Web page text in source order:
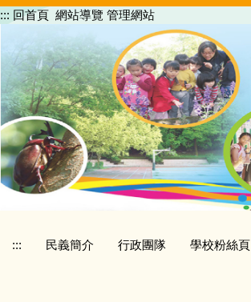
跳
要
內
容
區
::: 回首頁 網站導覽 管理網站
::: 民義簡介 行政團隊 學校粉絲頁